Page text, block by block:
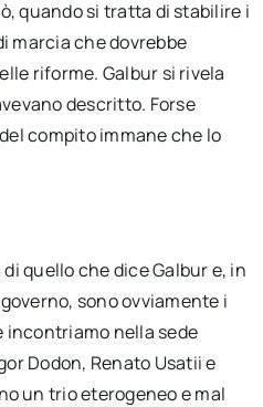
quando si tratta di stabilire i
marcia che dovrebbe
riforme. Galbur si rivela
descritto. Forse
compito immane che lo
quello che dice Galbur e, in
sono ovviamente i
incontriamo nella sede
Dodon, Renato Usatii e
un trio eterogeneo e mal